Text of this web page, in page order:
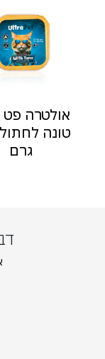
אולטרה
גרם